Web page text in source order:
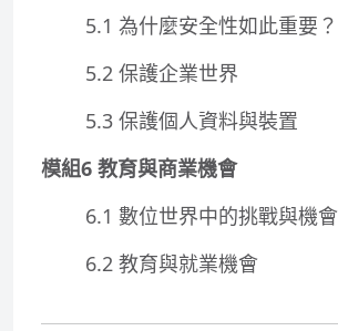
5.1 為什麼安全性如此重要？
5.2 保護企業世界
5.3 保護個人資料與裝置
模組6 教育與商業機會
6.1 數位世界中的挑戰與機會
6.2 教育與就業機會